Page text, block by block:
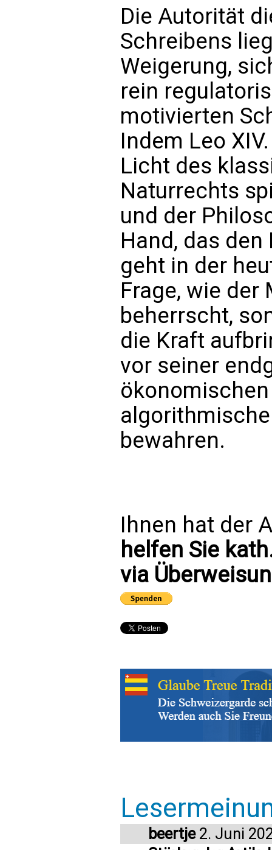
Die Autorität
Schreibens
Weigerung,
rein
motivierten
Indem Leo
Licht des
Naturrechts
und der
Hand, das
geht in der
Frage, wie
beherrscht,
die Kraft
vor seiner
bewahren.
Ihnen hat der
helfen Sie
via
beertje2. Juni